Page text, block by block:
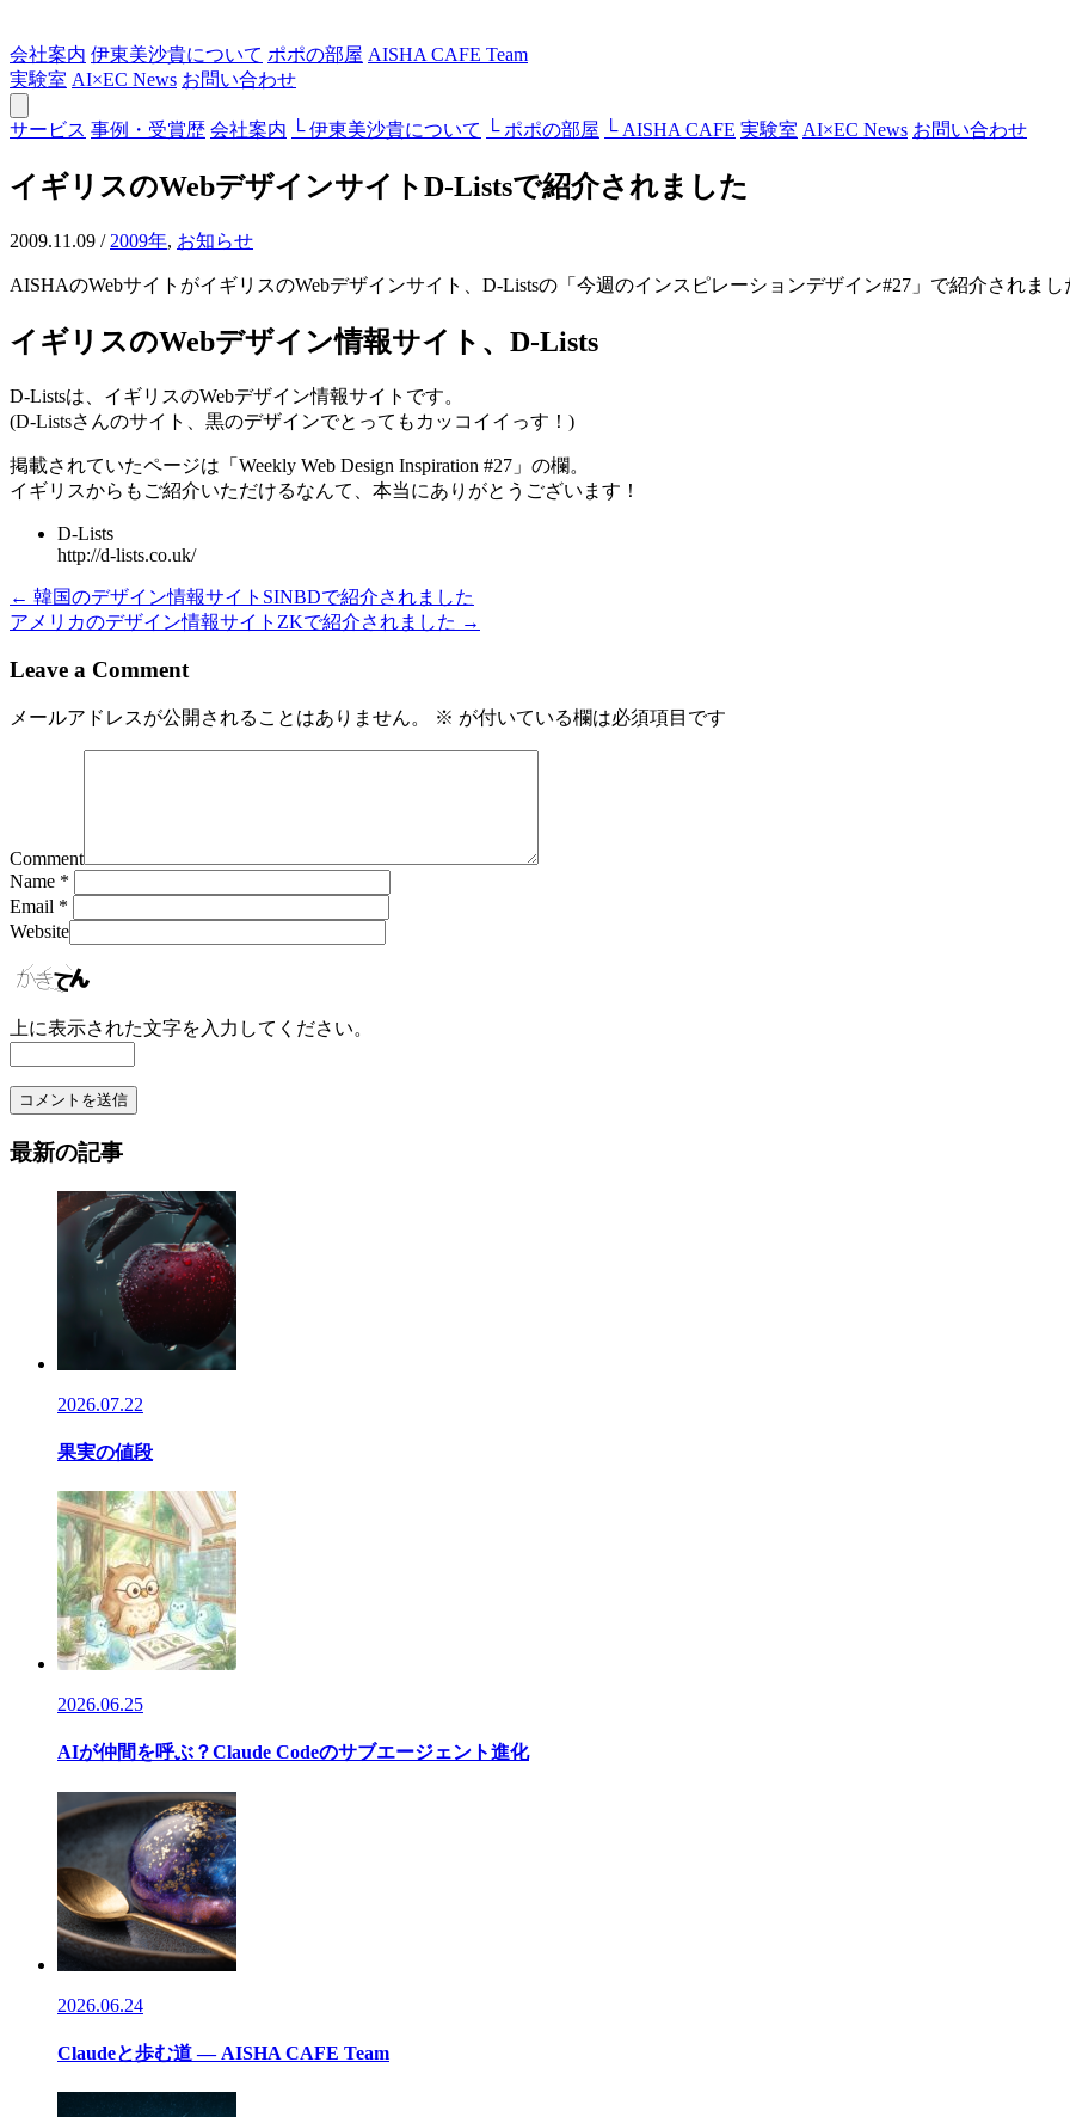
会社案内 伊東美沙貴について ポポの部屋 AISHA CAFE Team
実験室 AI×EC News お問い合わせ
サービス 事例・受賞歴 会社案内 └ 伊東美沙貴について └ ポポの部屋 └ AISHA CAFE 実験室 AI×EC News お問い合わせ
イギリスのWebデザインサイトD-Listsで紹介されました
2009.11.09 / 2009年, お知らせ
AISHAのWebサイトがイギリスのWebデザインサイト、D-Listsの「今週のインスピレーションデザイン#27」で紹介されまし
イギリスのWebデザイン情報サイト、D-Lists
D-Listsは、イギリスのWebデザイン情報サイトです。
(D-Listsさんのサイト、黒のデザインでとってもカッコイイっす！)
掲載されていたページは「Weekly Web Design Inspiration #27」の欄。
イギリスからもご紹介いただけるなんて、本当にありがとうございます！
D-Lists
http://d-lists.co.uk/
← 韓国のデザイン情報サイトSINBDで紹介されました
アメリカのデザイン情報サイトZKで紹介されました →
Leave a Comment
メールアドレスが公開されることはありません。 ※ が付いている欄は必須項目です
Comment
Name *
Email *
Website
上に表示された文字を入力してください。
最新の記事
2026.07.22
果実の値段
2026.06.25
AIが仲間を呼ぶ？Claude Codeのサブエージェント進化
2026.06.24
Claudeと歩む道 — AISHA CAFE Team